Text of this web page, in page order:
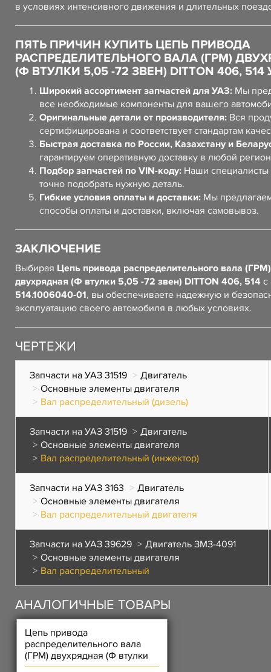
в условиях интенсивного движения и длительных
ПЯТЬ ПРИЧИН КУПИТЬ ЦЕПЬ ПРИВОДА
РАСПРЕДЕЛИТЕЛЬНОГО ВАЛА (ГРМ)
(Ф ВТУЛКИ 5,05 -72 ЗВЕН) DITTON 406, 514
Широкий ассортимент запчастей для УАЗ: Мы
все необходимые компоненты для вашего
Оригинальные детали от производителя: Вся
сертифицирована и соответствует стандартам
Быстрая доставка по России, Казахстану и
гарантируем оперативную доставку в любой
Подбор запчастей по VIN-коду: Наши специалисты
точно подобрать нужную деталь.
Гибкие условия оплаты и доставки: Мы
способы оплаты и доставки, включая самовывоз.
ЗАКЛЮЧЕНИЕ
Выбирая Цепь привода распределительного вала (ГРМ)
двухрядная (Ф втулки 5,05 -72 звен) DITTON 406, 514 с
514.1006040-01, вы обеспечиваете надежную и
эксплуатацию своего автомобиля в любых условиях.
ЧЕРТЕЖИ
Запчасти на УАЗ 31519
Двигатель
Основные элементы двигателя
Вал распределительный (дизель)
Запчасти на УАЗ 31519
Двигатель
Основные элементы двигателя
Вал распределительный (инжектор)
Запчасти на УАЗ 3163
Двигатель
Основные элементы двигателя
Вал распределительный двигателя
Запчасти на УАЗ 39629
Двигатель ЗМЗ-4091
Основные элементы двигателя
Вал распределительный
АНАЛОГИЧНЫЕ ТОВАРЫ
Цепь привода
распределительного вала
(ГРМ) двухрядная (Ф втулки
6,35 -72 звен) ЗПЦ 406, 514